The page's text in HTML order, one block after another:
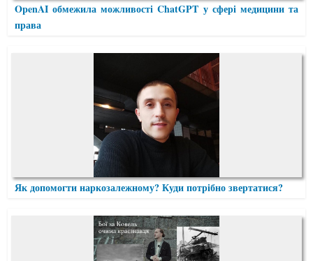
OpenAI обмежила можливості ChatGPT у сфері медицини та
права
Як допомогти наркозалежному? Куди потрібно звертатися?